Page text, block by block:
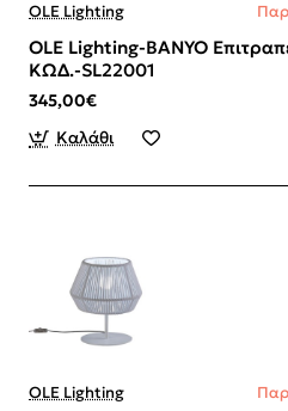
OLE Lighting
OLE Lighting-BANYO
ΚΩΔ.-SL22001
345,00€
Καλάθι
OLE Lighting